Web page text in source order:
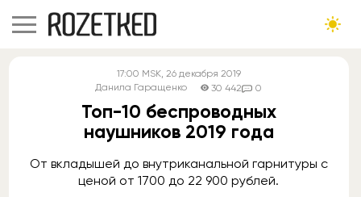
17:00 MSK, 26 декабря 2019
Данила Гаращенко
30 442 0
Топ-10 беспроводных
наушников 2019 года
От вкладышей до внутриканальной гарнитуры с
ценой от 1700 до 22 900 рублей.